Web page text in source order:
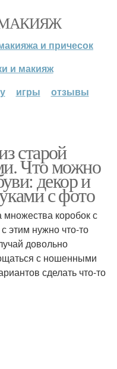
и причесок
и макияж
игры отзывы
старой
Что можно
декор и
с фото
коробок с
этим нужно что-то
довольно
с ношенными
сделать что-то